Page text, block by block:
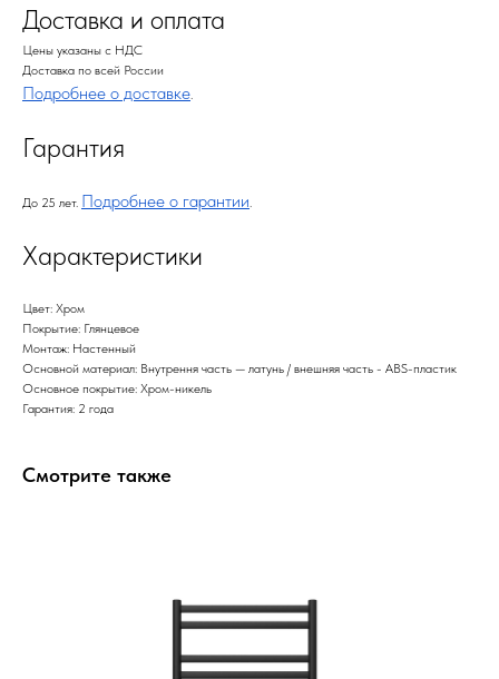
Доставка и оплата
Цены указаны с НДС
Доставка по всей России
Подробнее о доставке.
Гарантия
До 25 лет. Подробнее о гарантии.
Характеристики
Цвет: Хром
Покрытие: Глянцевое
Монтаж: Настенный
Основной материал: Внутрення часть — латунь / внешняя часть - ABS-пластик
Основное покрытие: Хром-никель
Гарантия: 2 года
Смотрите также